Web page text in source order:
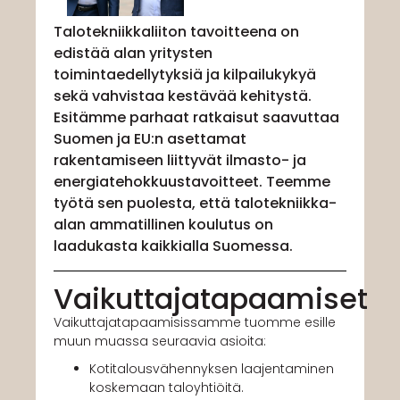
Talotekniikkaliiton tavoitteena on
edistää alan yritysten
toimintaedellytyksiä ja kilpailukykyä
sekä vahvistaa kestävää kehitystä.
Esitämme parhaat ratkaisut saavuttaa
Suomen ja EU:n asettamat
rakentamiseen liittyvät ilmasto- ja
energiatehokkuustavoitteet. Teemme
työtä sen puolesta, että talotekniikka-
alan ammatillinen koulutus on
laadukasta kaikkialla Suomessa.
Vaikuttajatapaamiset
Vaikuttajatapaamisissamme tuomme esille
muun muassa seuraavia asioita:
Kotitalousvähennyksen laajentaminen
koskemaan taloyhtiöitä.